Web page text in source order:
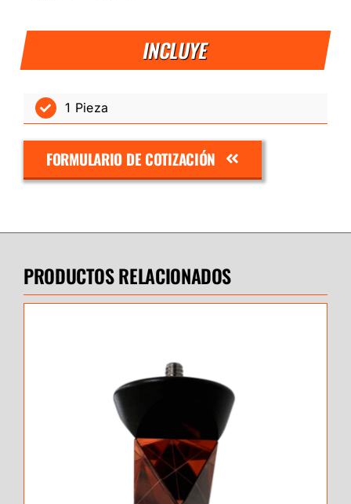
INCLUYE
1 Pieza
FORMULARIO DE COTIZACIÓN
PRODUCTOS RELACIONADOS